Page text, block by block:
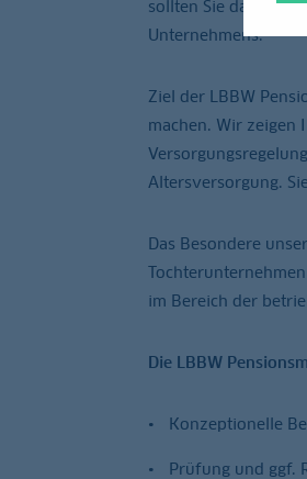
sollten Sie daher
Unternehmens.
Ziel der LBBW
machen. Wir zeigen
Altersversorgung.
Das Besondere
im Bereich der
Die LBBW
Konzeptionelle
Prüfung und ggf.